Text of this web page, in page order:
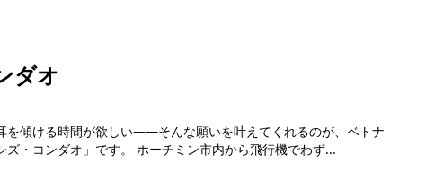
ダオ
を傾ける時間が欲しい——そんな願いを叶えてくれるのが、ベトナ
ム・コンダオ諸島にある「シックスセンシズ・コンダオ」です。 ホーチミン市内から飛行機でわず...